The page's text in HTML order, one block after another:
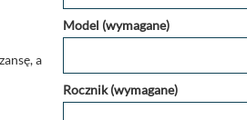
a
Model (wymagane)
Rocznik (wymagane)